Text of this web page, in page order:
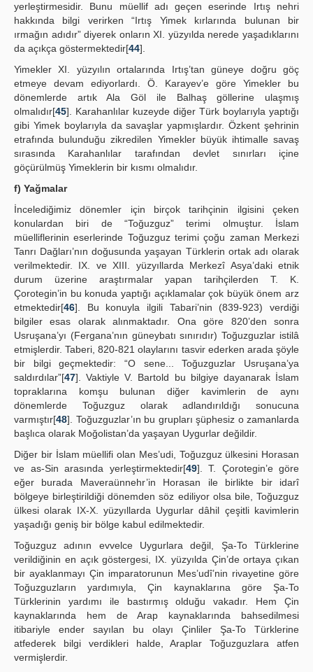
yerleştirmesidir. Bunu müellif adı geçen eserinde Irtış nehri
hakkında bilgi verirken “Irtış Yimek kırlarında bulunan bir
ırmağın adıdır” diyerek onların XI. yüzyılda nerede yaşadıklarını
da açıkça göstermektedir[44].
Yimekler XI. yüzyılın ortalarında Irtış’tan güneye doğru göç
etmeye devam ediyorlardı. Ö. Karayev’e göre Yimekler bu
dönemlerde artık Ala Göl ile Balhaş göllerine ulaşmış
olmalıdır[45]. Karahanlılar kuzeyde diğer Türk boylarıyla yaptığı
gibi Yimek boylarıyla da savaşlar yapmışlardır. Özkent şehrinin
etrafında bulunduğu zikredilen Yimekler büyük ihtimalle savaş
sırasında Karahanlılar tarafından devlet sınırları içine
göçürülmüş Yimeklerin bir kısmı olmalıdır.
f) Yağmalar
İncelediğimiz dönemler için birçok tarihçinin ilgisini çeken
konulardan biri de “Toğuzguz” terimi olmuştur. İslam
müelliflerinin eserlerinde Toğuzguz terimi çoğu zaman Merkezi
Tanrı Dağları’nın doğusunda yaşayan Türklerin ortak adı olarak
verilmektedir. IX. ve XIII. yüzyıllarda Merkezî Asya’daki etnik
durum üzerine araştırmalar yapan tarihçilerden T. K.
Çorotegin’in bu konuda yaptığı açıklamalar çok büyük önem arz
etmektedir[46]. Bu konuyla ilgili Tabari’nin (839-923) verdiği
bilgiler esas olarak alınmaktadır. Ona göre 820’den sonra
Usruşana’yı (Fergana’nın güneybatı sınırıdır) Toğuzguzlar istilâ
etmişlerdir. Taberi, 820-821 olaylarını tasvir ederken arada şöyle
bir bilgi geçmektedir: “O sene... Toğuzguzlar Usruşana’ya
saldırdılar”[47]. Vaktiyle V. Bartold bu bilgiye dayanarak İslam
topraklarına komşu bulunan diğer kavimlerin de aynı
dönemlerde Toğuzguz olarak adlandırıldığı sonucuna
varmıştır[48]. Toğuzguzlar’ın bu grupları şüphesiz o zamanlarda
başlıca olarak Moğolistan’da yaşayan Uygurlar değildir.
Diğer bir İslam müellifi olan Mes’udi, Toğuzguz ülkesini Horasan
ve as-Sin arasında yerleştirmektedir[49]. T. Çorotegin’e göre
eğer burada Maveraünnehr’in Horasan ile birlikte bir idarî
bölgeye birleştirildiği dönemden söz ediliyor olsa bile, Toğuzguz
ülkesi olarak IX-X. yüzyıllarda Uygurlar dâhil çeşitli kavimlerin
yaşadığı geniş bir bölge kabul edilmektedir.
Toğuzguz adının evvelce Uygurlara değil, Şa-To Türklerine
verildiğinin en açık göstergesi, IX. yüzyılda Çin’de ortaya çıkan
bir ayaklanmayı Çin imparatorunun Mes’udî’nin rivayetine göre
Toğuzguzların yardımıyla, Çin kaynaklarına göre Şa-To
Türklerinin yardımı ile bastırmış olduğu vakadır. Hem Çin
kaynaklarında hem de Arap kaynaklarında bahsedilmesi
itibariyle ender sayılan bu olayı Çinliler Şa-To Türklerine
atfederek bilgi verdikleri halde, Araplar Toğuzguzlara atfen
vermişlerdir.